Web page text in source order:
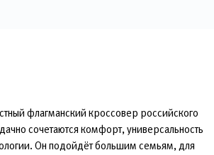
флагманский кроссовер российского
сочетаются комфорт, универсальность
Он подойдёт большим семьям, для